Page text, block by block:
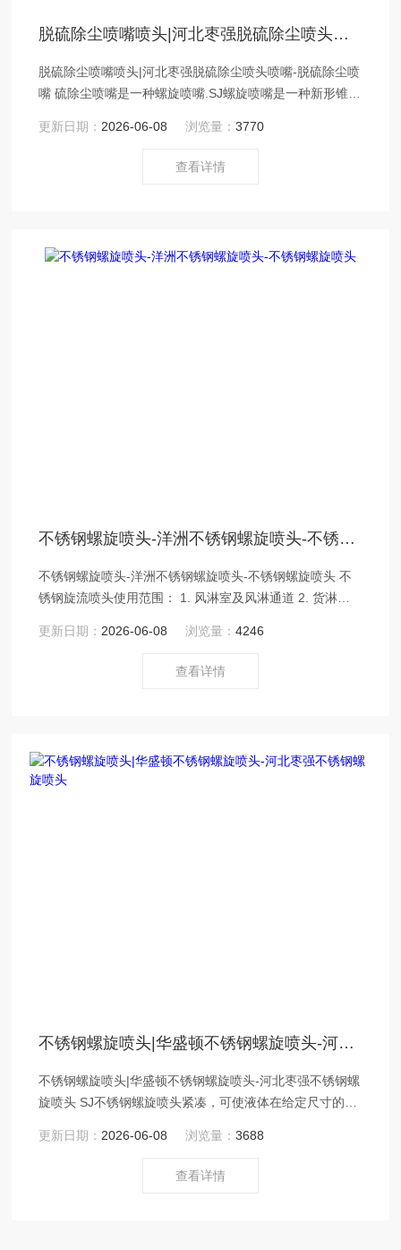
脱硫除尘喷嘴喷头|河北枣强脱硫除尘喷头喷嘴-脱硫除尘喷嘴
脱硫除尘喷嘴喷头|河北枣强脱硫除尘喷头喷嘴-脱硫除尘喷
嘴 硫除尘喷嘴是一种螺旋喷嘴.SJ螺旋喷嘴是一种新形锥形
更新日期： 2026-06-08 浏览量：3770
查看详情
不锈钢螺旋喷头-洋洲不锈钢螺旋喷头-不锈钢螺旋喷头
不锈钢螺旋喷头-洋洲不锈钢螺旋喷头-不锈钢螺旋喷头 不
锈钢旋流喷头使用范围： 1. 风淋室及风淋通道 2. 货淋室
更新日期： 2026-06-08 浏览量：4246
查看详情
不锈钢螺旋喷头|华盛顿不锈钢螺旋喷头-河北枣强不锈钢螺旋喷头
不锈钢螺旋喷头|华盛顿不锈钢螺旋喷头-河北枣强不锈钢螺
旋喷头 SJ不锈钢螺旋喷头紧凑，可使液体在给定尺寸的管
嘴的阻塞现象。
更新日期： 2026-06-08 浏览量：3688
查看详情